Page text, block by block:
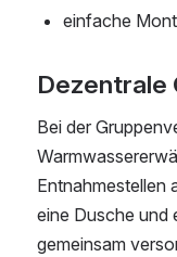
einfache
Dezentrale
Bei der
Entnahmestellen
eine Dusche und
gemeinsam